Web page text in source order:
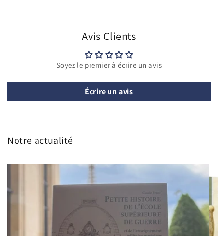
Avis Clients
Soyez le premier à écrire un avis
Écrire un avis
Notre actualité